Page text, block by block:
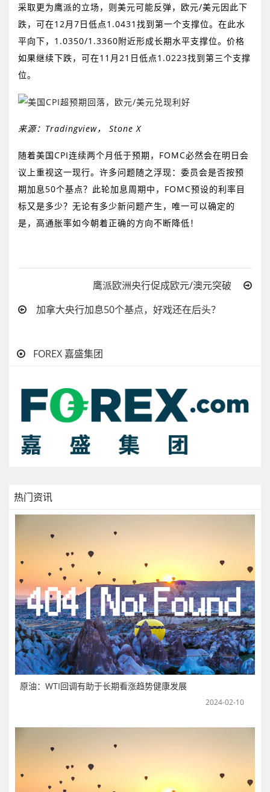
采取更为鹰派的立场，则美元可能反弹，欧元/美元因此下
跌，可在12 月7日低点1.0431 找到第一个支撑位。在此水
平向下， 1.0350/1.3360附近形成长期水平支撑位。价格
如果继续下跌，可在11 月 21 日低点1.0223找到第三个支撑
位。
来源： Tradingview， Stone X
随着美国CPI连续两个月低于预期， FOMC必然会在明日会
议上重视这一现行。许多问题随之浮现：委员会是否按预
期加息50个基点？此轮加息周期中， FOMC预设的利率目
标又是多少？无论有多少新问题产生，唯一可以确定的
是，高通胀率如今朝着正确的方向不断降低！
鹰派欧洲央行促成欧元/澳元突破
加拿大央行加息50个基点，好戏还在后头？
FOREX 嘉盛集团
热门资讯
原油：WTI回调有助于长期看涨趋势健康发展
2024-02-10